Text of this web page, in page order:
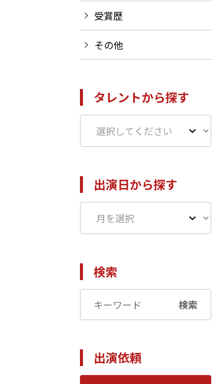
受賞歴
その他
タレントから探す
出演日から探す
検索
検索
出演依頼